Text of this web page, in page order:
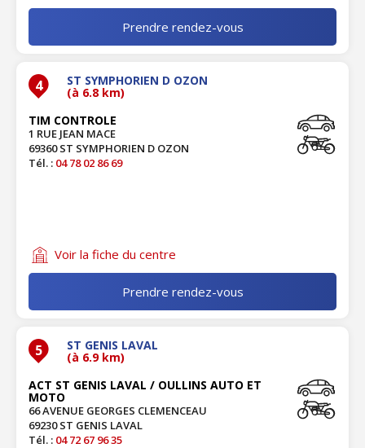
Prendre rendez-vous
4 ST SYMPHORIEN D OZON
(à 6.8 km)
TIM CONTROLE
1 RUE JEAN MACE
69360 ST SYMPHORIEN D OZON
Tél. : 04 78 02 86 69
Voir la fiche du centre
Prendre rendez-vous
5 ST GENIS LAVAL
(à 6.9 km)
ACT ST GENIS LAVAL / OULLINS AUTO ET
MOTO
66 AVENUE GEORGES CLEMENCEAU
69230 ST GENIS LAVAL
Tél. : 04 72 67 96 35